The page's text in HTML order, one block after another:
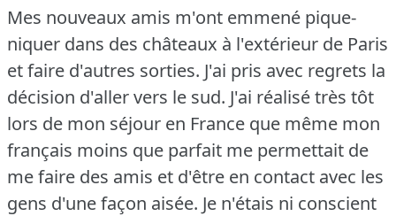
Mes nouveaux amis m'ont emmené pique-
niquer dans des châteaux à l'extérieur de Paris
et faire d'autres sorties. J'ai pris avec regrets la
décision d'aller vers le sud. J'ai réalisé très tôt
lors de mon séjour en France que même mon
français moins que parfait me permettait de
me faire des amis et d'être en contact avec les
gens d'une façon aisée. Je n'étais ni conscient